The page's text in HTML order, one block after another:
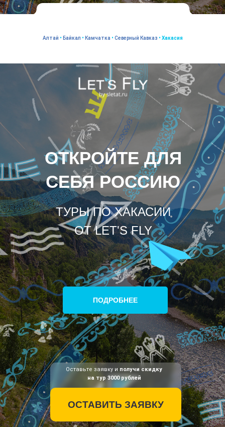
Алтай • Байкал • Камчатка •Северный Кавказ •Хакасия
Оставьте заявку и получи скидку
на тур 3000 рублей
ПОДРОБНЕЕ
ОТКРОЙТЕ ДЛЯ
СЕБЯ РОССИЮ
ТУРЫ ПО ХАКАСИИ
ОТ LET'S FLY
ОСТАВИТЬ ЗАЯВКУ